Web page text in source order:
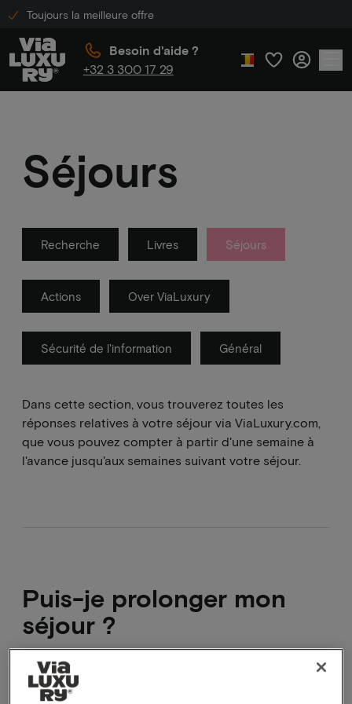
Toujours la meilleure offre
Besoin d'aide ?
+32 3 300 17 29
Séjours
Recherche Livres Séjours
Actions Over ViaLuxury
Sécurité de l'information Général
Dans cette section, vous trouverez toutes les
réponses relatives à votre séjour via ViaLuxury.com,
que vous pouvez compter à partir d'une semaine à
l'avance jusqu'aux semaines suivant votre séjour.
Puis-je prolonger mon
séjour ?
Tous les arrangements sont des arrangements fixes